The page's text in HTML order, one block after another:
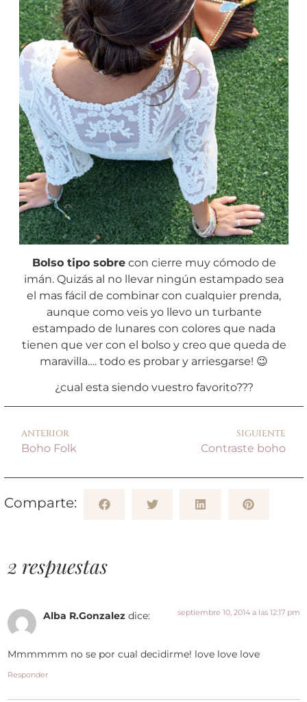
Bolso tipo sobrecon cierre muy cómodo de
imán. Quizás al no llevar ningún estampado sea
el mas fácil de combinar con cualquier prenda,
aunque como veis yo llevo un turbante
estampado de lunares con colores que nada
tienen que ver con el bolso y creo que queda de
maravilla…. todo es probar y arriesgarse! 😉
¿cual esta siendo vuestro favorito???
ANTERIOR
Boho Folk
SIGUIENTE
Contraste boho
Comparte:
2 respuestas
Alba R.Gonzalez dice: septiembre 10, 2014 a las 12:17 pm
Mmmmmm no se por cual decidirme! love love love
Responder